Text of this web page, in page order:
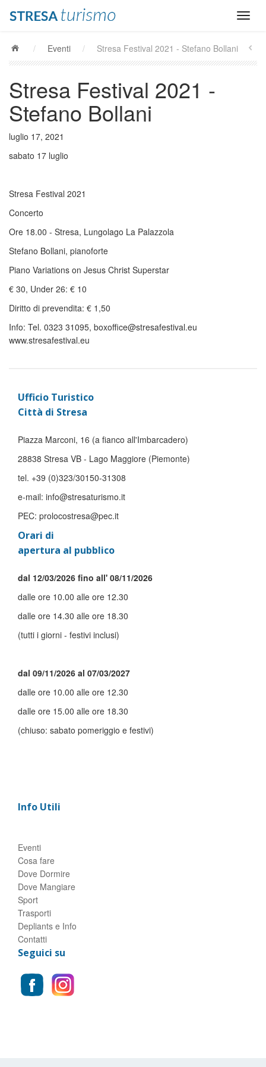
/ Eventi / Stresa Festival 2021 - Stefano Bollani
Stresa Festival 2021 -
Stefano Bollani
luglio 17, 2021
sabato 17 luglio
Stresa Festival 2021
Concerto
Ore 18.00 - Stresa, Lungolago La Palazzola
Stefano Bollani, pianoforte
Piano Variations on Jesus Christ Superstar
€ 30, Under 26: € 10
Diritto di prevendita: € 1,50
Info: Tel. 0323 31095, boxoffice@stresafestival.eu
www.stresafestival.eu
Ufficio Turistico
Città di Stresa
Piazza Marconi, 16 (a fianco all'Imbarcadero)
28838 Stresa VB - Lago Maggiore (Piemonte)
tel. +39 (0)323/30150-31308
e-mail: info@stresaturismo.it
PEC: prolocostresa@pec.it
Orari di
apertura al pubblico
dal 12/03/2026 fino all' 08/11/2026
dalle ore 10.00 alle ore 12.30
dalle ore 14.30 alle ore 18.30
(tutti i giorni - festivi inclusi)
dal 09/11/2026 al 07/03/2027
dalle ore 10.00 alle ore 12.30
dalle ore 15.00 alle ore 18.30
(chiuso: sabato pomeriggio e festivi)
Info Utili
Eventi
Cosa fare
Dove Dormire
Dove Mangiare
Sport
Trasporti
Depliants e Info
Contatti
Seguici su